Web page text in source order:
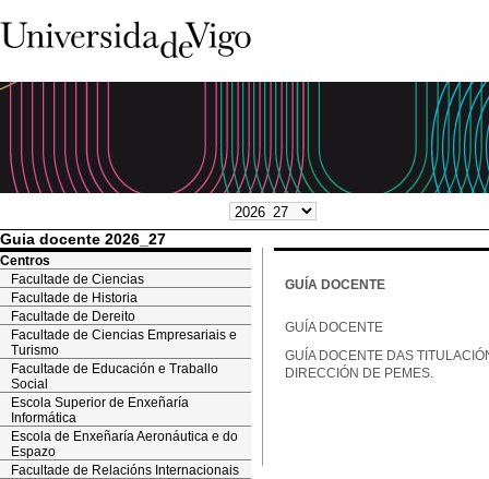
Guia docente 2026_27
Centros
Facultade de Ciencias
Facultade de Historia
Facultade de Dereito
Facultade de Ciencias Empresariais e
Turismo
Facultade de Educación e Traballo
Social
Escola Superior de Enxeñaría
Informática
Escola de Enxeñaría Aeronáutica e do
Espazo
Facultade de Relacións Internacionais
GUÍA DOCENTE
GUÍA DOCENTE
GUÍA DOCENTE DAS
DIRECCIÓN DE PEMES.